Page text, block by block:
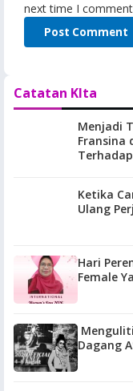
next time I
Catatan KIta
Menjadi
Fransina
Ketika
Ulang
Hari
Female
Dagang